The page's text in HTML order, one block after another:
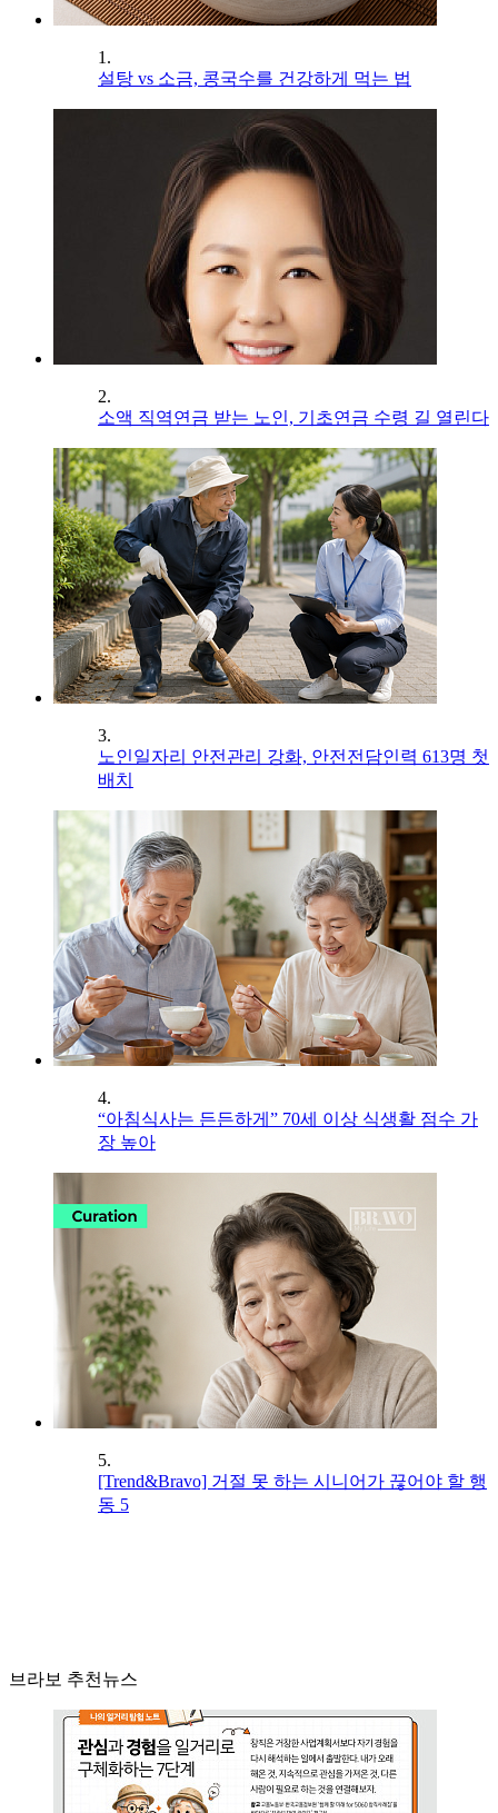
1.
설탕 vs 소금, 콩국수를 건강하게 먹는 법
2.
소액 직역연금 받는 노인, 기초연금 수령 길 열린다
3.
노인일자리 안전관리 강화, 안전전담인력 613명 첫
배치
4.
“아침식사는 든든하게” 70세 이상 식생활 점수 가
장 높아
5.
[Trend&Bravo] 거절 못 하는 시니어가 끊어야 할 행
동 5
브라보 추천뉴스